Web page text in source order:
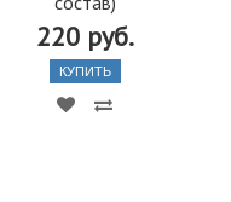
220 руб.
КУПИТЬ